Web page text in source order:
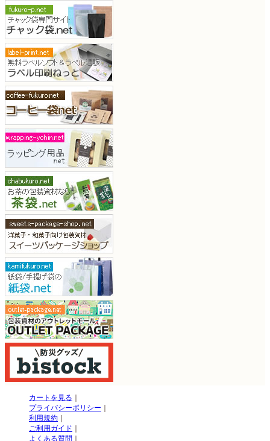
カートを見る ｜
プライバシーポリシー ｜
利用規約 ｜
ご利用ガイド ｜
よくある質問 ｜